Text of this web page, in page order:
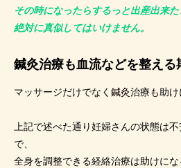
その時になったらするっと出産出来
絶対に真似してはいけません。
鍼灸治療も血流などを整える
マッサージだけでなく鍼灸治療も助け
上記で述べた通り妊婦さんの状態は
で、
全身を調整できる経絡治療は助けにな